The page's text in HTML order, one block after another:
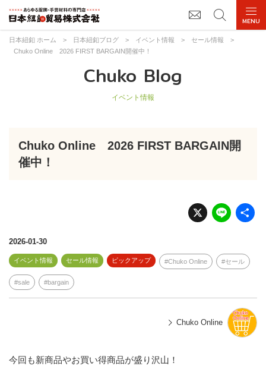
日本紐釦 ホーム > 日本紐釦ブログ > イベント情報 > セール情報
>
Chuko Online 2026 FIRST BARGAIN開催中！
Chuko Blog
イベント情報
Chuko Online 2026 FIRST BARGAIN開
催中！
X Li
n
2026-01-30
イベント情報 セール情報 ピックアップ Chuko Online セール
sale bargain
Chuko Online
今回も新商品やお買い得商品が盛り沢山！